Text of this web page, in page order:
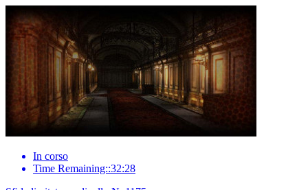
In corso
Time Remaining::32:28